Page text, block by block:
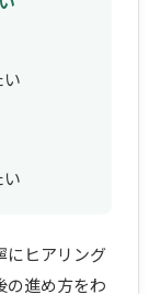
にヒアリング
の進め方をわ